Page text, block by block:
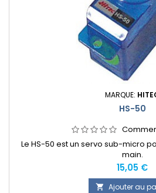
MARQUE:
HS-50
Le HS-50 est un servo sub-micro
main.
Prix
15,05 €
 Ajouter au